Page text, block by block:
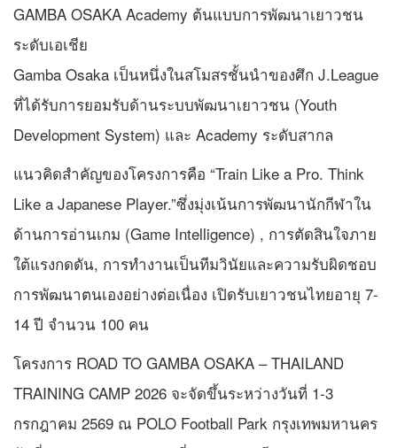
GAMBA OSAKA Academy ต้นแบบการพัฒนาเยาวชน
ระดับเอเชีย
Gamba Osaka เป็นหนึ่งในสโมสรชั้นนำของศึก J.League
ที่ได้รับการยอมรับด้านระบบพัฒนาเยาวชน (Youth
Development System) และ Academy ระดับสากล
แนวคิดสำคัญของโครงการคือ “Train Like a Pro. Think
Like a Japanese Player.”ซึ่งมุ่งเน้นการพัฒนานักกีฬาใน
ด้านการอ่านเกม (Game Intelligence) , การตัดสินใจภาย
ใต้แรงกดดัน, การทำงานเป็นทีมวินัยและความรับผิดชอบ
การพัฒนาตนเองอย่างต่อเนื่อง เปิดรับเยาวชนไทยอายุ 7-
14 ปี จำนวน 100 คน
โครงการ ROAD TO GAMBA OSAKA – THAILAND
TRAINING CAMP 2026 จะจัดขึ้นระหว่างวันที่ 1-3
กรกฎาคม 2569 ณ POLO Football Park กรุงเทพมหานคร